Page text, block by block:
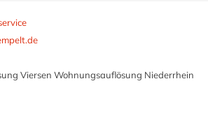
Viersen Wohnungsauflösung Niederrhein